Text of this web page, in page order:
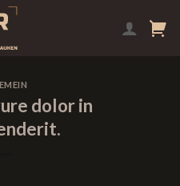
dolor in